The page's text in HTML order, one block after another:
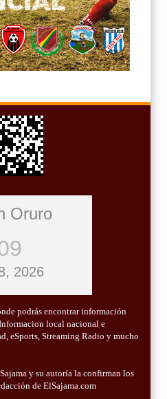
Oruro
2026
podrás encontrar información
local nacional e
eSports, Streaming Radio y mucho
y su autoría la confirman los
de ElSajama.com